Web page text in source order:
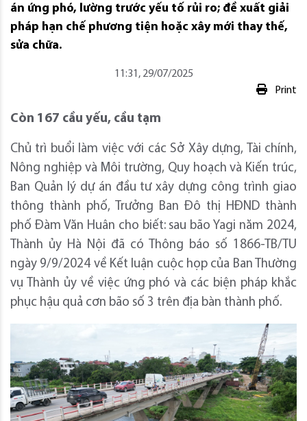
án ứng phó, lường trước yếu tố rủi ro; đề xuất giải
pháp hạn chế phương tiện hoặc xây mới thay thế,
sửa chữa.
11:31, 29/07/2025
Print
Còn 167 cầu yếu, cầu tạm
Chủ trì buổi làm việc với các Sở Xây dựng, Tài chính,
Nông nghiệp và Môi trường, Quy hoạch và Kiến trúc,
Ban Quản lý dự án đầu tư xây dựng công trình giao
thông thành phố, Trưởng Ban Đô thị HĐND thành
phố Đàm Văn Huân cho biết: sau bão Yagi năm 2024,
Thành ủy Hà Nội đã có Thông báo số 1866-TB/TU
ngày 9/9/2024 về Kết luận cuộc họp của Ban Thường
vụ Thành ủy về việc ứng phó và các biện pháp khắc
phục hậu quả cơn bão số 3 trên địa bàn thành phố.